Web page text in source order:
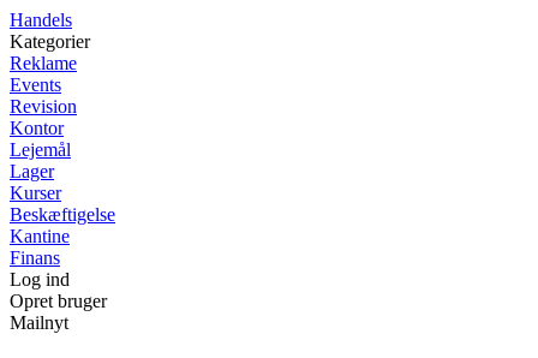
Handels
Kategorier
Reklame
Events
Revision
Kontor
Lejemål
Lager
Kurser
Beskæftigelse
Kantine
Finans
Log ind
Opret bruger
Mailnyt